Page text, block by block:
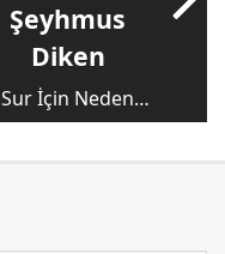
Şeyhmus
Diken
Sur İçin Neden
Kampanya!